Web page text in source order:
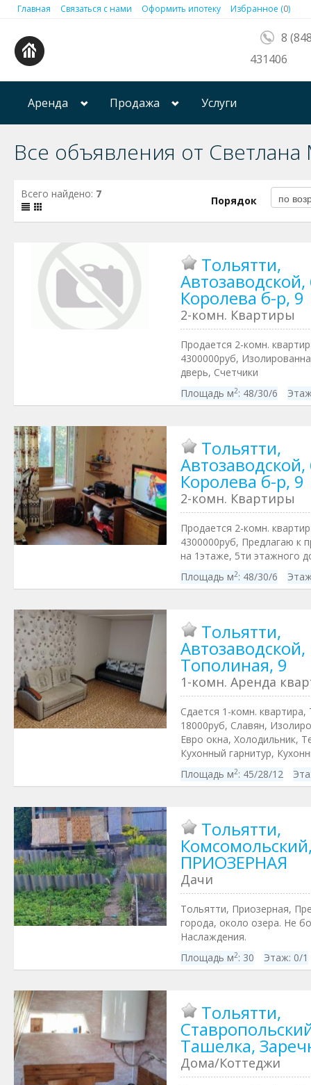
Главная Связаться с нами Оформить ипотеку Избранное (0)
8
431406
Аренда Продажа Услуги
Все объявления от
Всего найдено: 7
Порядок
Тольятти,
Автозаводской,
Королева б-р, 9
2-комн. Квартиры
Продается 2-комн.
4300000руб,
дверь, Счетчики
Площадь м2: 48/30/6
Тольятти,
Автозаводской,
Королева б-р, 9
2-комн. Квартиры
Продается 2-комн.
4300000руб, Предлагаю к
на 1этаже, 5ти этажного
Площадь м2: 48/30/6
Тольятти,
Автозаводской,
Тополиная, 9
1-комн. Аренда
Сдается 1-комн.
18000руб, Славян,
Евро окна, Холодильник,
Кухонный гарнитур,
Площадь м2: 45/28/12
Тольятти,
ПРИОЗЕРНАЯ
Дачи
Тольятти, Приозерная,
города, около озера. Не
Наслаждения.
Площадь м2: 30 Этаж: 0/1
Тольятти,
Ташелка,
Дома/Коттеджи